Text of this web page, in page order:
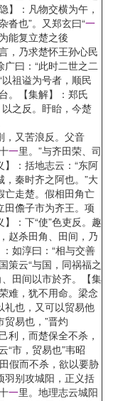
】：凡物交横为午，
沓也”。又郑玄曰“一
能复立楚之後
，乃求楚怀王孙心民
曰：“此时二世之二
祖谥为号者，顺民
。【集解】：郑氏
之反。盱眙，今楚
又苦浪反。父音
一里。”与齐田荣、司
：括地志云：“东阿
秦时齐之阿也。”大
亡走楚。假相田角亡
田儋子市为齐王。项
：下“使”色吏反。趣
赵杀田角、田间，乃
如淳曰：“相与交善
策云“与国，同祸福之
田间以市於齐。【集
难，犹不用命。梁念
礼也，又可以贸易他
易也，”晋灼
利，而楚保全不杀，
“市，贸易也”韦昭
假而不杀，欲以要胁
羽别攻城阳，正义括
一里。地理志云城阳